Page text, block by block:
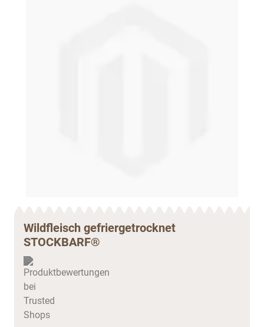
Wildfleisch gefriergetrocknet
STOCKBARF®